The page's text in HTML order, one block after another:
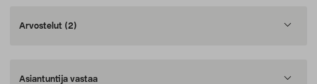
Arvostelut (2)
Asiantuntija vastaa